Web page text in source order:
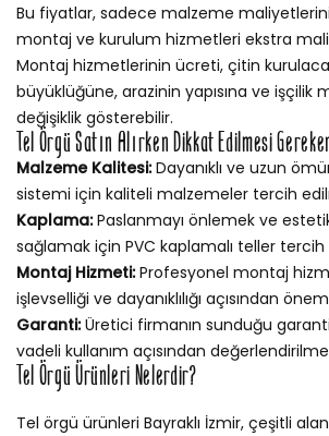
Bu fiyatlar, sadece malzeme
montaj ve kurulum hizmetleri ekstra
Montaj hizmetlerinin ücreti, çitin
büyüklüğüne, arazinin yapısına ve işçilik
değişiklik gösterebilir.
Tel Örgü Satın Alırken Dikkat Edilmesi
Malzeme Kalitesi:Dayanıklı ve uzun
sistemi için kaliteli malzemeler tercih
Kaplama:Paslanmayı önlemek ve
sağlamak için PVC kaplamalı teller tercih
Montaj Hizmeti:Profesyonel montaj
işlevselliği ve dayanıklılığı açısından
Garanti:Üretici firmanın sunduğu garanti
vadeli kullanım açısından
Tel Örgü Ürünleri Nelerdir?
Tel örgü ürünleri Bayraklı İzmir, çeşitli